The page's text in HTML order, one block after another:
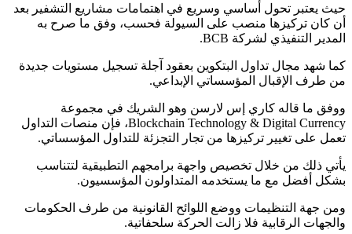
حيث يعتبر تحول أساسي وسريع في اهتمامات مشاريع التشفير بعد
أن كان تركيزها منصب على السيولة فحسب، وفق ما صرح به
المدير التنفيذي لشركة BCB.
كما شهد مجال تداول البتكوين بعقود آجلة تسجيل مستويات جديدة
من طرف الإقبال المؤسساتي الإبداعي.
ووفق ما قاله كاري إس لارسن وهو الشريك في مجموعة
Blockchain Technology & Digital Currency، فإن منصات التداول
تعمل على تغيير تركيزها من تجار التجزئة للتداول المؤسساتي.
يأتي ذلك من خلال تخصيص واجهة برامجهم التطبيقية لتتناسب
بشكل أفضل مع ما يستخدمه المتداولون المؤسسيون.
ومن جهة التنظيمات ووضع اللوائح القانونية من طرف الحكومات
والجهات الرقابية فلا زالت الحركة سلحفاتية.